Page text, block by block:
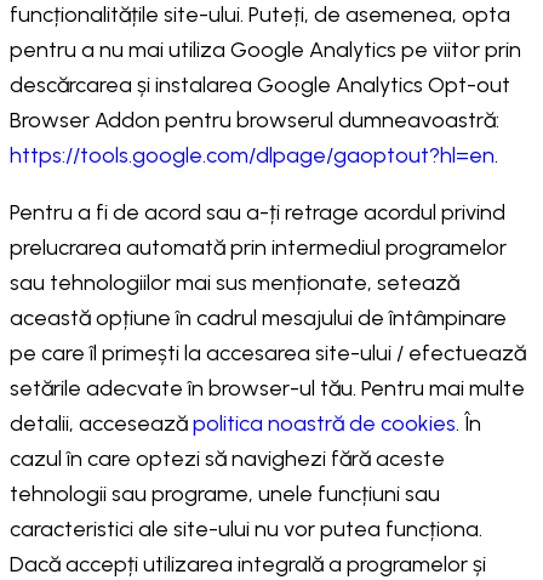
funcționalitățile site-ului. Puteți, de asemenea, opta
pentru a nu mai utiliza Google Analytics pe viitor prin
descărcarea și instalarea Google Analytics Opt-out
Browser Addon pentru browserul dumneavoastră:
https://tools.google.com/dlpage/gaoptout?hl=en.
Pentru a fi de acord sau a-ți retrage acordul privind
prelucrarea automată prin intermediul programelor
sau tehnologiilor mai sus menționate, setează
această opțiune în cadrul mesajului de întâmpinare
pe care îl primești la accesarea site-ului / efectuează
setările adecvate în browser-ul tău. Pentru mai multe
detalii, acceseazăpolitica noastră de cookies. În
cazul în care optezi să navighezi fără aceste
tehnologii sau programe, unele funcțiuni sau
caracteristici ale site-ului nu vor putea funcționa.
Dacă accepți utilizarea integrală a programelor și